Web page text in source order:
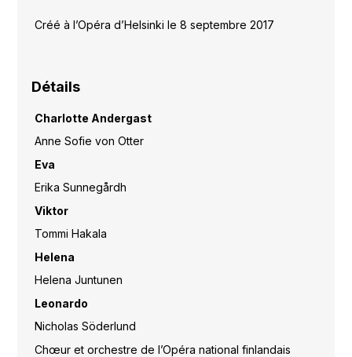
Créé à l’Opéra d’Helsinki le 8 septembre 2017
Détails
Charlotte Andergast
Anne Sofie von Otter
Eva
Erika Sunnegårdh
Viktor
Tommi Hakala
Helena
Helena Juntunen
Leonardo
Nicholas Söderlund
Chœur et orchestre de l’Opéra national finlandais